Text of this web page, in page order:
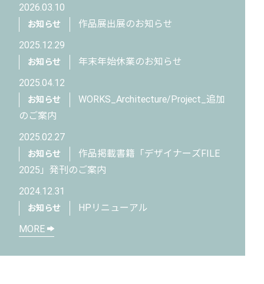
2026.03.10
お知らせ
作品展出展のお知らせ
2025.12.29
お知らせ
年末年始休業のお知らせ
2025.04.12
お知らせ
WORKS_Architecture/Project_追加
のご案内
2025.02.27
お知らせ
作品掲載書籍「デザイナーズFILE
2025」発刊のご案内
2024.12.31
お知らせ
HPリニューアル
MORE